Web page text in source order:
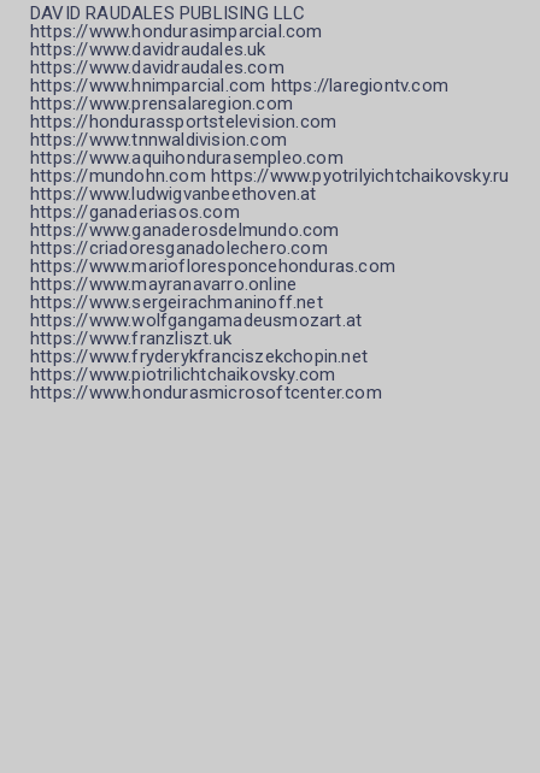
DAVID RAUDALES PUBLISING LLC
https://www.hondurasimparcial.com
https://www.davidraudales.uk
https://www.davidraudales.com
https://www.hnimparcial.com https://laregiontv.com
https://www.prensalaregion.com
https://hondurassportstelevision.com
https://www.tnnwaldivision.com
https://www.aquihondurasempleo.com
https://mundohn.com https://www.pyotrilyichtchaikovsky.ru
https://www.ludwigvanbeethoven.at
https://ganaderiasos.com
https://www.ganaderosdelmundo.com
https://criadoresganadolechero.com
https://www.mariofloresponcehonduras.com
https://www.mayranavarro.online
https://www.sergeirachmaninoff.net
https://www.wolfgangamadeusmozart.at
https://www.franzliszt.uk
https://www.fryderykfranciszekchopin.net
https://www.piotrilichtchaikovsky.com
https://www.hondurasmicrosoftcenter.com